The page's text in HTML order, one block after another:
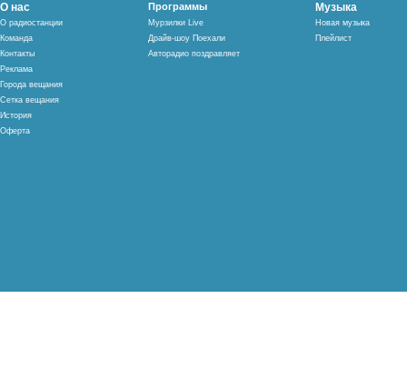
О нас
О радиостанции
Команда
Контакты
Реклама
Города вещания
Сетка вещания
История
Оферта
Программы
Мурзилки Live
Драйв-шоу Поехали
Авторадио поздравляет
Музыка
Новая музыка
Плейлист